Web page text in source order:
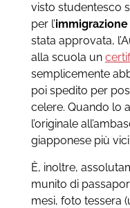
visto studentesco
per l’
stata approvata,
alla scuola un
semplicemente
poi spedito per
celere. Quando lo
l’originale
giapponese più
È, inoltre,
munito di
mesi, foto tessera